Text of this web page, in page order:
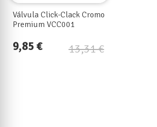
Válvula Click-Clack Cromo
Premium VCC001
13,31 €
9,85 €